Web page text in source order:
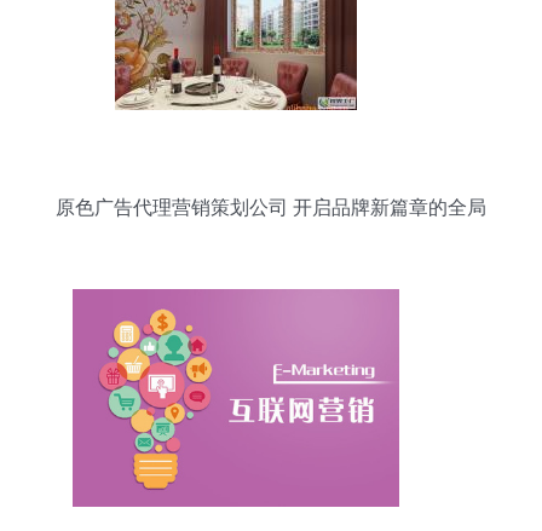
原色广告代理营销策划公司 开启品牌新篇章的全局